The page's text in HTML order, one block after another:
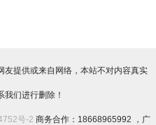
友提供或来自网络，本站不对内容真实
们进行删除！
号-2 商务合作：18668965992 ，广